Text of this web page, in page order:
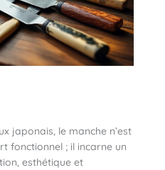
japonais, le manche n’est
fonctionnel ; il incarne un
esthétique et